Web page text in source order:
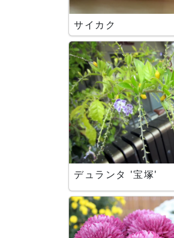
サイカク
デュランタ '宝塚'